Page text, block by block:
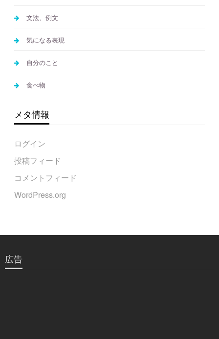
文法、例文
気になる表現
自分のこと
食べ物
メタ情報
ログイン
投稿フィード
コメントフィード
WordPress.org
広告